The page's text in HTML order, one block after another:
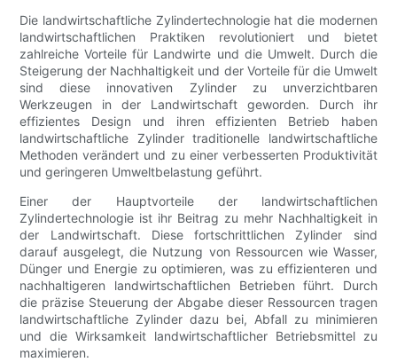
Die landwirtschaftliche Zylindertechnologie hat die modernen
landwirtschaftlichen Praktiken revolutioniert und bietet
zahlreiche Vorteile für Landwirte und die Umwelt. Durch die
Steigerung der Nachhaltigkeit und der Vorteile für die Umwelt
sind diese innovativen Zylinder zu unverzichtbaren
Werkzeugen in der Landwirtschaft geworden. Durch ihr
effizientes Design und ihren effizienten Betrieb haben
landwirtschaftliche Zylinder traditionelle landwirtschaftliche
Methoden verändert und zu einer verbesserten Produktivität
und geringeren Umweltbelastung geführt.
Einer der Hauptvorteile der landwirtschaftlichen
Zylindertechnologie ist ihr Beitrag zu mehr Nachhaltigkeit in
der Landwirtschaft. Diese fortschrittlichen Zylinder sind
darauf ausgelegt, die Nutzung von Ressourcen wie Wasser,
Dünger und Energie zu optimieren, was zu effizienteren und
nachhaltigeren landwirtschaftlichen Betrieben führt. Durch
die präzise Steuerung der Abgabe dieser Ressourcen tragen
landwirtschaftliche Zylinder dazu bei, Abfall zu minimieren
und die Wirksamkeit landwirtschaftlicher Betriebsmittel zu
maximieren.